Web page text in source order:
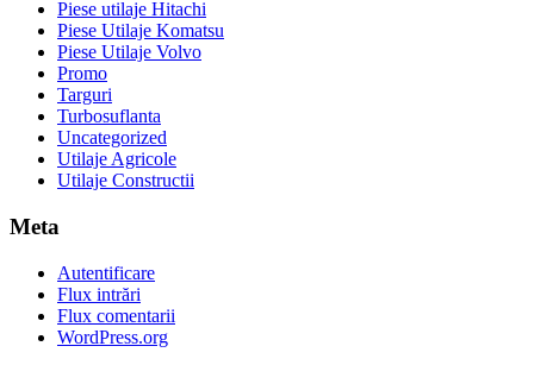
Piese utilaje Hitachi
Piese Utilaje Komatsu
Piese Utilaje Volvo
Promo
Targuri
Turbosuflanta
Uncategorized
Utilaje Agricole
Utilaje Constructii
Meta
Autentificare
Flux intrări
Flux comentarii
WordPress.org